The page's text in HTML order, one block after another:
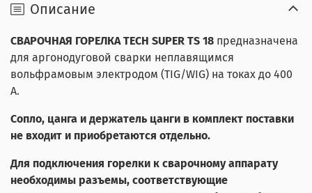
Описание
СВАРОЧНАЯ ГОРЕЛКАTECH SUPER TS 18 предназначена
для аргонодуговой сварки неплавящимся
вольфрамовым электродом (TIG/WIG) на токах до 400
А.
Сопло, цанга и держатель цанги в комплект поставки
не входит и приобретаются отдельно.
Для подключения горелки к сварочному аппарату
необходимы разъемы, соответствующие